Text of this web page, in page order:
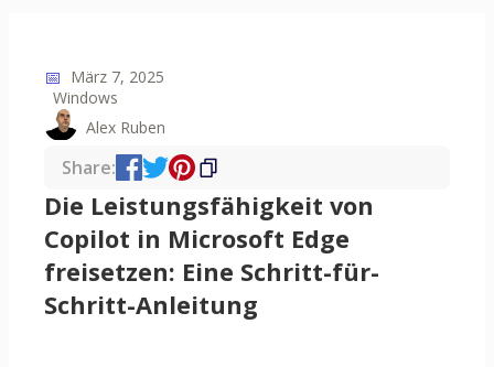
📅 März 7, 2025
Windows
Alex Ruben
Share:
Die Leistungsfähigkeit von
Copilot in Microsoft Edge
freisetzen: Eine Schritt-für-
Schritt-Anleitung